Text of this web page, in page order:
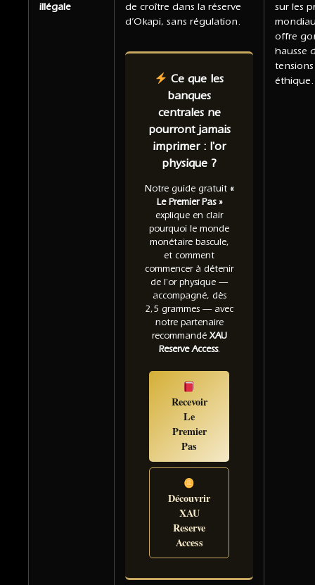
illégale
de croître dans la réserve
d’Okapi, sans régulation.
Ce que les
banques
centrales ne
pourront jamais
imprimer : l'or
physique ?
Notre guide gratuit «
Le Premier Pas »
explique en clair
pourquoi le monde
monétaire bascule,
et comment
commencer à détenir
de l'or physique —
accompagné, dès
2,5 grammes — avec
notre partenaire
recommandéXAU
Reserve Access.
Recevoir
Le
Premier
Pas
Découvrir
XAU
Reserve
Access
sur les
offre
hausse
tensions
éthique.